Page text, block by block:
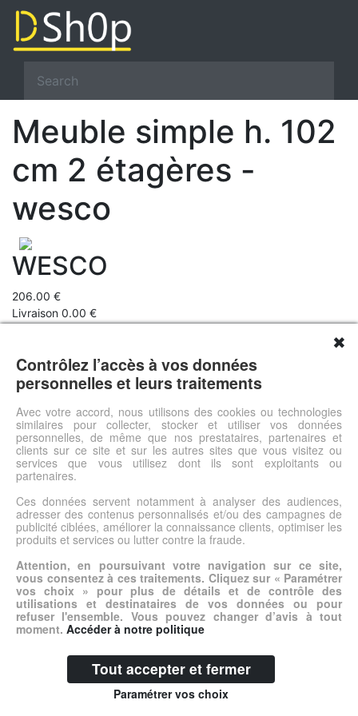
Meuble simple h. 102
cm 2 étagères -
wesco
WESCO
206.00 €
Livraison 0.00 €
Pratiques Qualité SécuritéNos meubles sont fabriqués en
panneaux de particules de haute densité, classés non feu M3,
mélaminés sur les 2 faces, d'épaisseur 19 mm. Les étagères
sont réglables par intervalle de 16 mm.
Voir l'offre
© DSh0p 2026 -Accueil - Mentions légales
✖
Contrôlez l’accès à vos données
personnelles et leurs traitements
Avec votre accord, nous utilisons des cookies ou technologies
similaires pour collecter, stocker et utiliser vos données
personnelles, de même que nos prestataires, partenaires et
clients sur ce site et sur les autres sites que vous visitez ou
services que vous utilisez dont ils sont exploitants ou
partenaires.
Ces données servent notamment à analyser des audiences,
adresser des contenus personnalisés et/ou des campagnes de
publicité ciblées, améliorer la connaissance clients, optimiser les
produits et services ou lutter contre la fraude.
Attention, en poursuivant votre navigation sur ce site,
vous consentez à ces traitements. Cliquez sur « Paramétrer
vos choix » pour plus de détails et de contrôle des
utilisations et destinataires de vos données ou pour
refuser l'ensemble. Vous pouvez changer d’avis à tout
moment. Accéder à notre politique
Tout accepter et fermer
Paramétrer vos choix